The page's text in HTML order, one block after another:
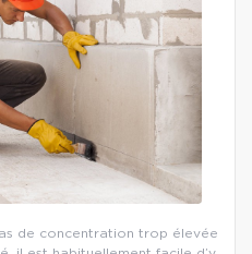
de concentration trop élevée